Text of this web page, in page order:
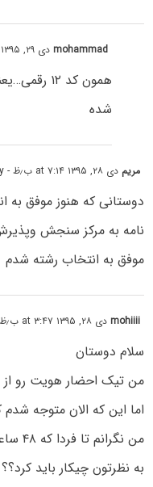
mohammadدی ۲۹, ۱۳۹۵ at ۰:۳۶ ق٫ظ
همون کد
شده
مریم دی ۲۸, ۱۳۹۵ at ۷:۱۴ ب٫ظ - Reply
دوستانی که هنوز موفق
نامه به مرکز سنجش
موفق به انتخاب رشته شدم
mohiiiiدی ۲۸, ۱۳۹۵ at ۳:۴۷ ب٫ظ
سلام دوستان
من تیک احضار هویت رو از
اما این که الان متوجه شدم که باید ۴۸ ساعت
من نگرانم تا فردا که ۴۸ ساعت من تموم نمیشه
به نظرتون چیکار باید کرد؟؟